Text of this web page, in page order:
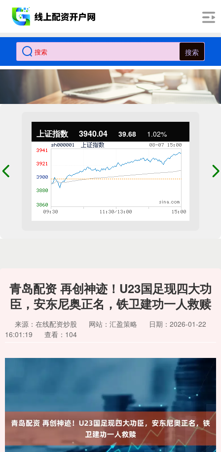
搜索
上证指数 3940.04 39.68 1.02%
青岛配资 再创神迹！U23国足现四大功
臣，安东尼奥正名，铁卫建功一人救赎
来源：在线配资炒股 网站：汇盈策略
日期：2026-01-22
16:01:19
查看：104